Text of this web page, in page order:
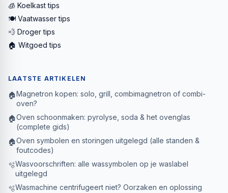
🧊 Koelkast tips
🍽️ Vaatwasser tips
💨 Droger tips
🏠 Witgoed tips
LAATSTE ARTIKELEN
🏠Magnetron kopen: solo, grill, combimagnetron of combi-
oven?
🏠Oven schoonmaken: pyrolyse, soda & het ovenglas
(complete gids)
🏠Oven symbolen en storingen uitgelegd (alle standen &
foutcodes)
🫧Wasvoorschriften: alle wassymbolen op je waslabel
uitgelegd
🫧Wasmachine centrifugeert niet? Oorzaken en oplossing